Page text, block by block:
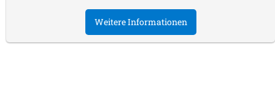
Weitere Informationen